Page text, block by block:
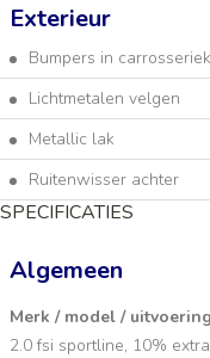
Exterieur
Bumpers in
Lichtmetalen velgen
Metallic lak
Ruitenwisser achter
SPECIFICATIES
Algemeen
Merk / model / uitvoering
2.0 fsi sportline, 10%